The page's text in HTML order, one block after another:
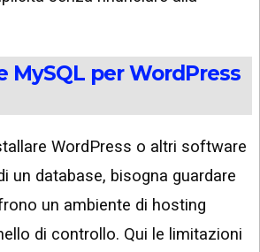
MySQL per WordPress
WordPress o altri software
un database, bisogna guardare
un ambiente di hosting
di controllo. Qui le limitazioni